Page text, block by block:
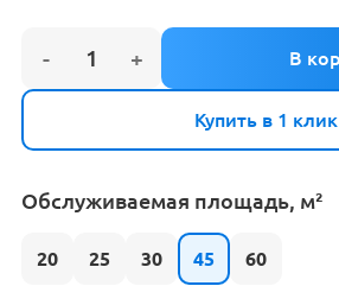
Купить в 1 клик
Обслуживаемая площадь, м²
20 25 30 45 60